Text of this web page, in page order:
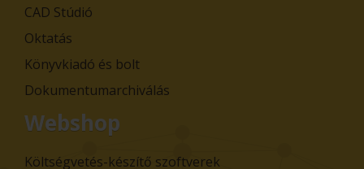
CAD Stúdió
Oktatás
Könyvkiadó és bolt
Dokumentumarchiválás
Webshop
Költségvetés-készítő szoftverek